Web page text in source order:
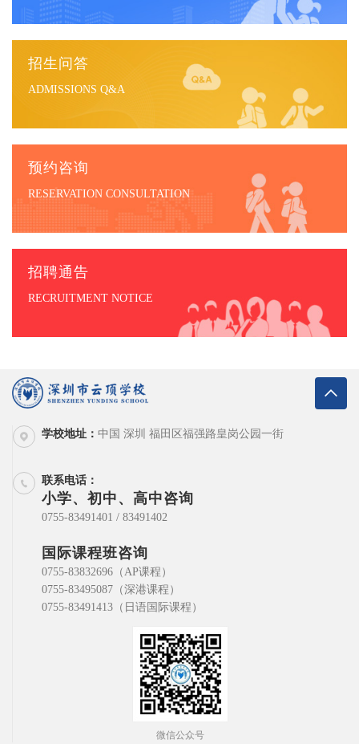
招生问答
ADMISSIONS Q&A
预约咨询
RESERVATION CONSULTATION
招聘通告
RECRUITMENT NOTICE
学校地址： 中国 深圳 福田区福强路皇岗公园一街
联系电话：
小学、初中、高中咨询
0755-83491401 / 83491402
国际课程班咨询
0755-83832696（AP课程）
0755-83495087（深港课程）
0755-83491413（日语国际课程）
微信公众号